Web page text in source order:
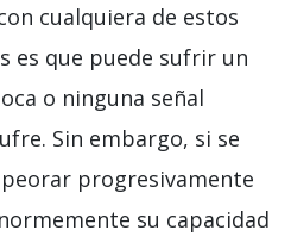
cualquiera de estos
es que puede sufrir un
o ninguna señal
Sin embargo, si se
progresivamente
su capacidad